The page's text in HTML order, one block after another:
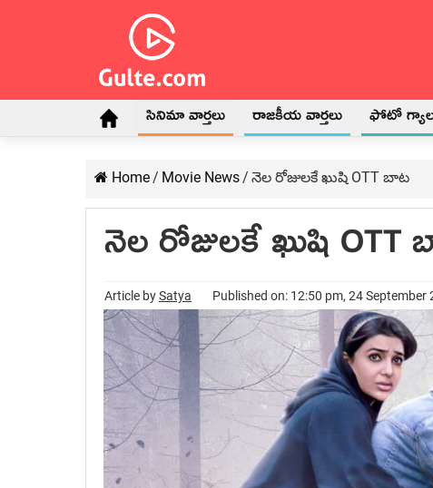
సినిమా వార్తలు రాజకీయ వార్తలు ఫోటో
Home/ Movie News/ నెల రోజులకే ఖుషి OTT బాట
నెల రోజులకే ఖుషి OTT
Article bySatya Published on: 12:50 pm, 24 September